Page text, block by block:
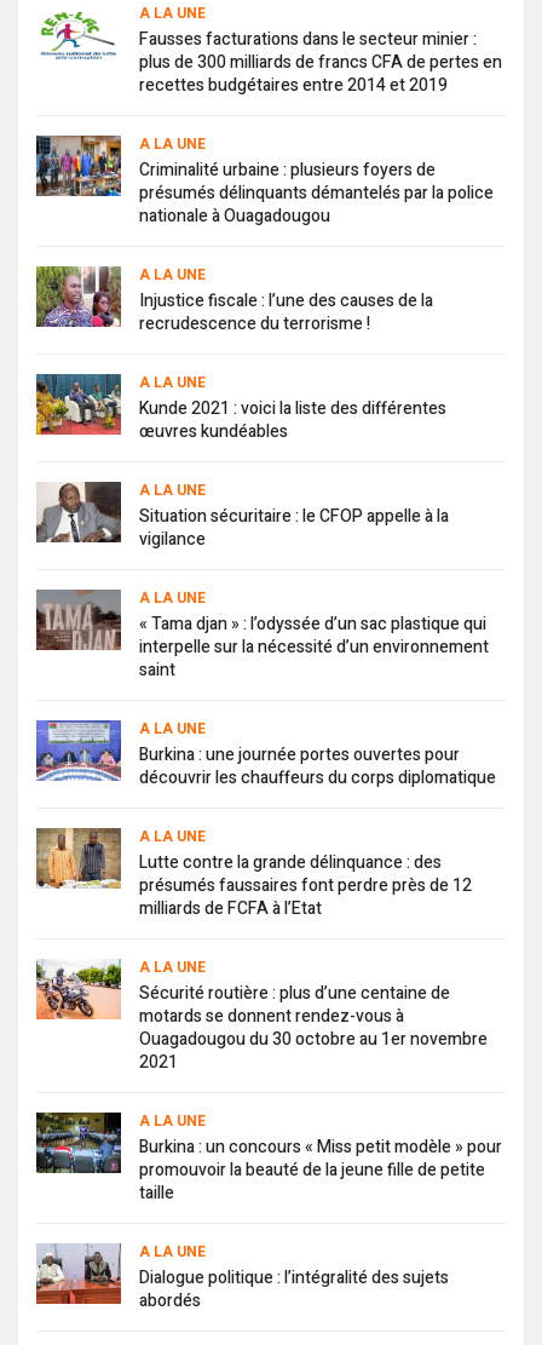
A LA UNE
Fausses facturations dans le secteur minier :
plus de 300 milliards de francs CFA de pertes en
recettes budgétaires entre 2014 et 2019
A LA UNE
Criminalité urbaine : plusieurs foyers de
présumés délinquants démantelés par la police
nationale à Ouagadougou
A LA UNE
Injustice fiscale : l’une des causes de la
recrudescence du terrorisme !
A LA UNE
Kunde 2021 : voici la liste des différentes
œuvres kundéables
A LA UNE
Situation sécuritaire : le CFOP appelle à la
vigilance
A LA UNE
« Tama djan » : l’odyssée d’un sac plastique qui
interpelle sur la nécessité d’un environnement
saint
A LA UNE
Burkina : une journée portes ouvertes pour
découvrir les chauffeurs du corps diplomatique
A LA UNE
Lutte contre la grande délinquance : des
présumés faussaires font perdre près de 12
milliards de FCFA à l’Etat
A LA UNE
Sécurité routière : plus d’une centaine de
motards se donnent rendez-vous à
Ouagadougou du 30 octobre au 1er novembre
2021
A LA UNE
Burkina : un concours « Miss petit modèle » pour
promouvoir la beauté de la jeune fille de petite
taille
A LA UNE
Dialogue politique : l’intégralité des sujets
abordés